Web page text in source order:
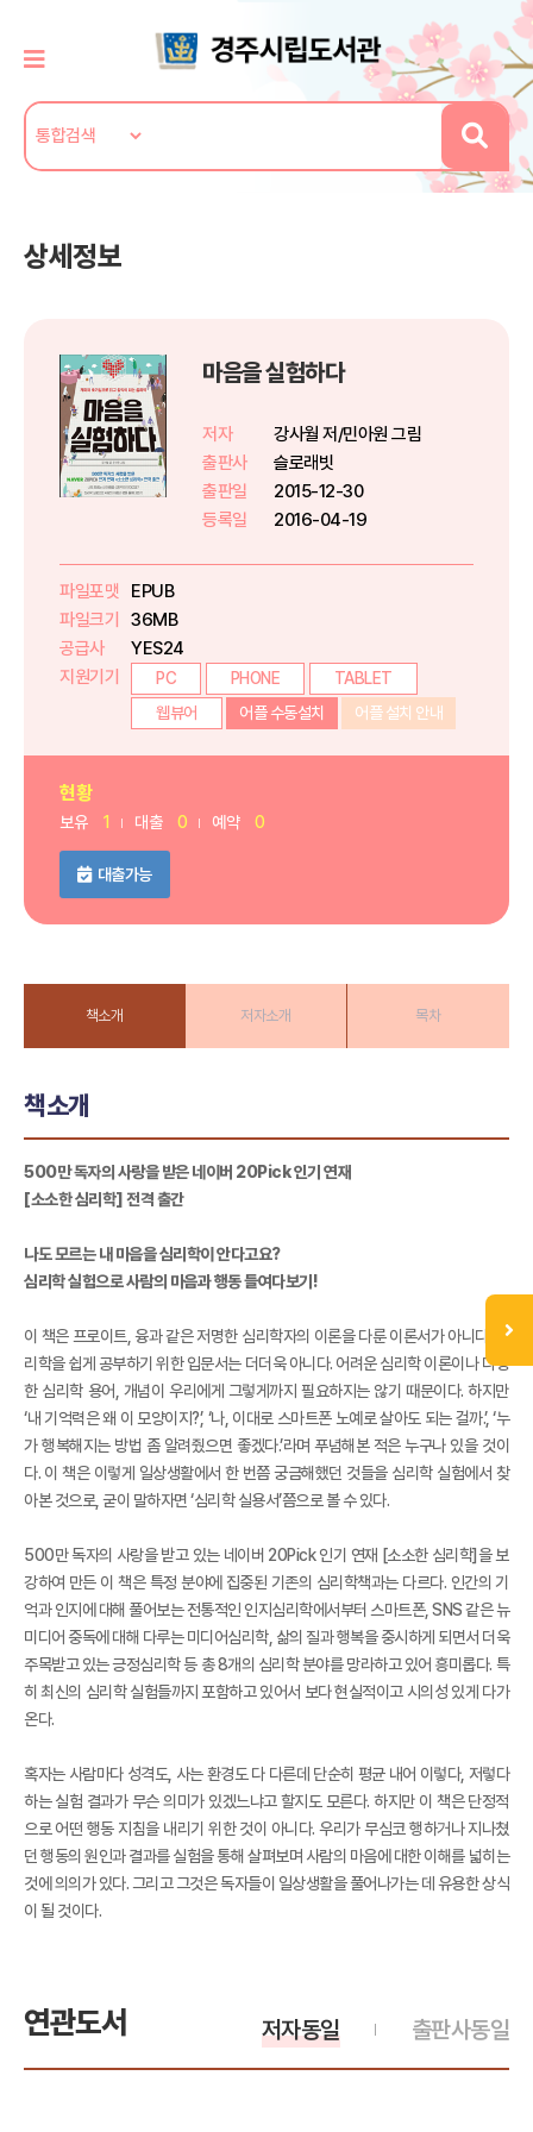
상세정보
마음을 실험하다
저자
강사월 저/민아원 그림
출판사
슬로래빗
출판일
2015-12-30
등록일
2016-04-19
파일포맷
EPUB
파일크기
36MB
공급사
YES24
지원기기
PC PHONE
TABLET
웹뷰어
어플 수동설치 어플 설치 안내
현황
보유 1 대출 0 예약 0
대출가능
책소개 저자소개 목차
책소개
500만 독자의 사랑을 받은 네이버 20Pick 인기 연재
[소소한 심리학] 전격 출간
나도 모르는 내 마음을 심리학이 안다고요?
심리학 실험으로 사람의 마음과 행동 들여다보기!
이 책은 프로이트, 융과 같은 저명한 심리학자의 이론을 다룬 이론서가 아니다. 심
리학을 쉽게 공부하기 위한 입문서는 더더욱 아니다. 어려운 심리학 이론이나 다양
한 심리학 용어, 개념이 우리에게 그렇게까지 필요하지는 않기 때문이다. 하지만
‘내 기억력은 왜 이 모양이지?’, ‘나, 이대로 스마트폰 노예로 살아도 되는 걸까.’, ‘누
가 행복해지는 방법 좀 알려줬으면 좋겠다.’라며 푸념해본 적은 누구나 있을 것이
다. 이 책은 이렇게 일상생활에서 한 번쯤 궁금해했던 것들을 심리학 실험에서 찾
아본 것으로, 굳이 말하자면 ‘심리학 실용서’쯤으로 볼 수 있다.
500만 독자의 사랑을 받고 있는 네이버 20Pick 인기 연재 [소소한 심리학]을 보
강하여 만든 이 책은 특정 분야에 집중된 기존의 심리학책과는 다르다. 인간의 기
억과 인지에 대해 풀어보는 전통적인 인지심리학에서부터 스마트폰, SNS 같은 뉴
미디어 중독에 대해 다루는 미디어심리학, 삶의 질과 행복을 중시하게 되면서 더욱
주목받고 있는 긍정심리학 등 총 8개의 심리학 분야를 망라하고 있어 흥미롭다. 특
히 최신의 심리학 실험들까지 포함하고 있어서 보다 현실적이고 시의성 있게 다가
온다.
혹자는 사람마다 성격도, 사는 환경도 다 다른데 단순히 평균 내어 이렇다, 저렇다
하는 실험 결과가 무슨 의미가 있겠느냐고 할지도 모른다. 하지만 이 책은 단정적
으로 어떤 행동 지침을 내리기 위한 것이 아니다. 우리가 무심코 행하거나 지나쳤
던 행동의 원인과 결과를 실험을 통해 살펴보며 사람의 마음에 대한 이해를 넓히는
것에 의의가 있다. 그리고 그것은 독자들이 일상생활을 풀어나가는 데 유용한 상식
이 될 것이다.
연관도서 출판사동일
저자동일